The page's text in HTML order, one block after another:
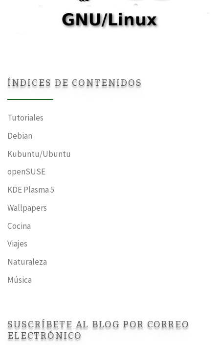
ÍNDICES DE CONTENIDOS
Tutoriales
Debian
Kubuntu/Ubuntu
openSUSE
KDE Plasma 5
Wallpapers
Cocina
Viajes
Naturaleza
Música
SUSCRÍBETE AL BLOG POR CORREO
ELECTRÓNICO